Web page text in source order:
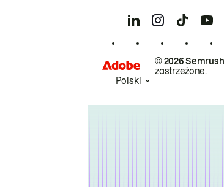
© 2026
zastrzeżone.
Polski